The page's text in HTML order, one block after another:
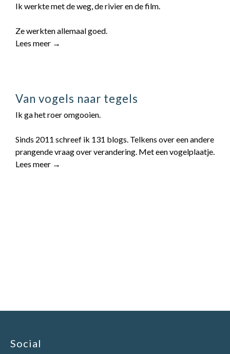
Ik werkte met de weg, de rivier en de film.
Ze werkten allemaal goed.
Lees meer →
Van vogels naar tegels
Ik ga het roer omgooien.
Sinds 2011 schreef ik 131 blogs. Telkens over een andere
prangende vraag over verandering. Met een vogelplaatje.
Lees meer →
Social